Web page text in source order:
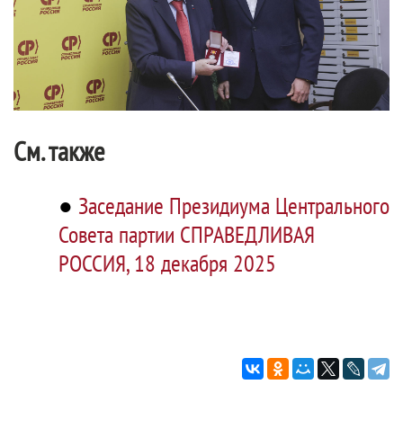
См. также
● Заседание Президиума Центрального
Совета партии СПРАВЕДЛИВАЯ
РОССИЯ, 18 декабря 2025